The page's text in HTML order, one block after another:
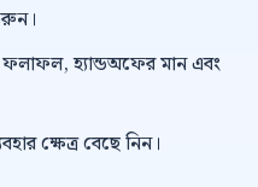
হ্যান্ডঅফের মান এবং
ক্ষেত্র বেছে নিন।